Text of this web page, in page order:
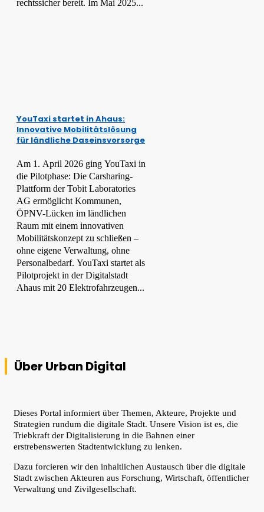
rechtssicher bereit. Im Mai 2025...
YouTaxi startet in Ahaus:
Innovative Mobilitätslösung
für ländliche Daseinsvorsorge
Am 1. April 2026 ging YouTaxi in
die Pilotphase: Die Carsharing-
Plattform der Tobit Laboratories
AG ermöglicht Kommunen,
ÖPNV-Lücken im ländlichen
Raum mit einem innovativen
Mobilitätskonzept zu schließen –
ohne eigene Verwaltung, ohne
Personalbedarf. YouTaxi startet als
Pilotprojekt in der Digitalstadt
Ahaus mit 20 Elektrofahrzeugen...
Über Urban Digital
Dieses Portal informiert über Themen, Akteure, Projekte und
Strategien rundum die digitale Stadt. Unsere Vision ist es, die
Triebkraft der Digitalisierung in die Bahnen einer
erstrebenswerten Stadtentwicklung zu lenken.
Dazu forcieren wir den inhaltlichen Austausch über die digitale
Stadt zwischen Akteuren aus Forschung, Wirtschaft, öffentlicher
Verwaltung und Zivilgesellschaft.